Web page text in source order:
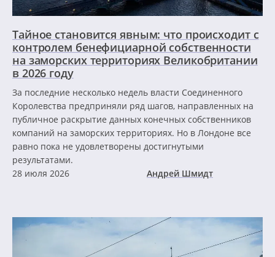
Тайное становится явным: что происходит с
контролем бенефициарной собственности
на заморских территориях Великобритании
в 2026 году
За последние несколько недель власти Соединенного
Королевства предприняли ряд шагов, направленных на
публичное раскрытие данных конечных собственников
компаний на заморских территориях. Но в Лондоне все
равно пока не удовлетворены достигнутыми
результатами.
28 июля 2026
Андрей Шмидт